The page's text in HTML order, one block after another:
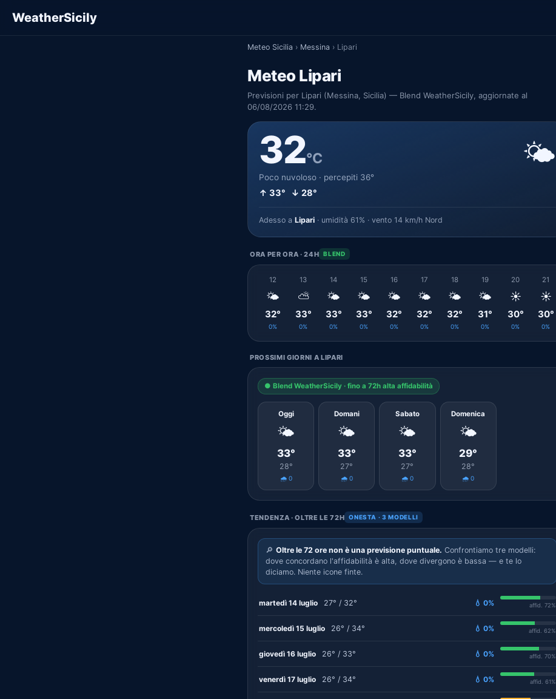
WeatherSicily
Meteo Sicilia › Messina › Lipari
Meteo Lipari
Previsioni per Lipari (Messina, Sicilia) — Blend WeatherSicily, aggiornate al
06/08/2026 11:29.
32°C
Poco nuvoloso · percepiti 36°
↑ 33° ↓ 28°
🌤️
Adesso a Lipari · umidità 61% · vento 14 km/h Nord
ORA PER ORA · 24H BLEND
12
🌤️
32°
0%
13
⛅
33°
0%
14
🌤️
33°
0%
15
🌤️
33°
0%
16
🌤️
32°
0%
17
🌤️
32°
0%
18
🌤️
32°
0%
19
🌤️
31°
0%
20
☀️
30°
0%
21
☀️
30°
0%
PROSSIMI GIORNI A LIPARI
● Blend WeatherSicily · fino a 72h alta affidabilità
Oggi
🌤️
33°
28°
🌧️ 0
Domani
🌤️
33°
27°
🌧️ 0
Sabato
🌤️
33°
27°
🌧️ 0
Domenica
🌤️
29°
28°
🌧️ 0
TENDENZA · OLTRE LE 72H ONESTA · 3 MODELLI
🔎 Oltre le 72 ore non è una previsione puntuale. Confrontiamo tre modelli:
dove concordano l'affidabilità è alta, dove divergono è bassa — e te lo
diciamo. Niente icone finte.
martedì 14 luglio 27° / 32° 💧 0% affid. 72%
mercoledì 15 luglio 26° / 34° 💧 0% affid. 62%
giovedì 16 luglio 26° / 33° 💧 0% affid. 70%
venerdì 17 luglio 26° / 34° 💧 0% affid. 61%